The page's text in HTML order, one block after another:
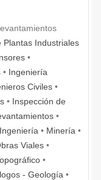
Plantas Industriales
•
• Ingeniería
Civiles •
• Inspección de
•
• Minería •
Viales •
•
- Geología •